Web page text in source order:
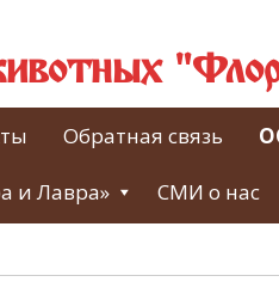
Обратная связь
и Лавра» СМИ о нас